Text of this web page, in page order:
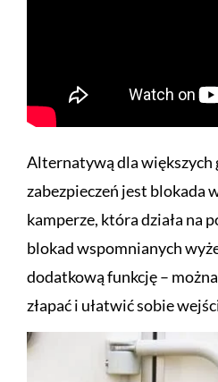
Alternatywą dla większych
zabezpieczeń jest blokada
kamperze, która działa na
blokad wspomnianych
dodatkową funkcję –
złapać i ułatwić sobie